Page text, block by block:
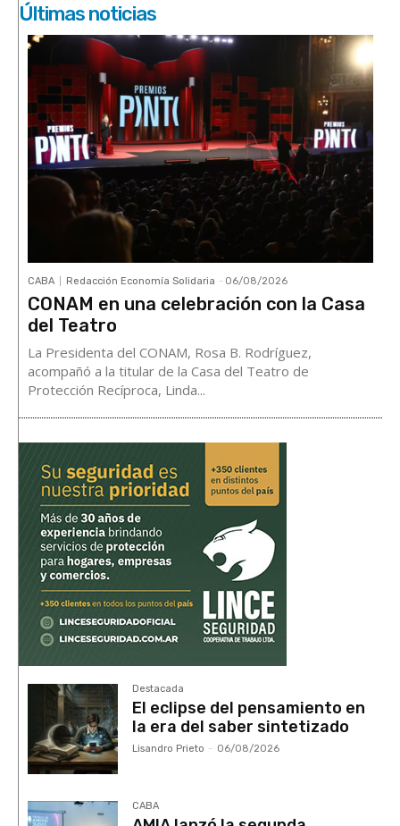
Últimas noticias
CABA Redacción Economía Solidaria - 06/08/2026
CONAM en una celebración con la Casa
del Teatro
La Presidenta del CONAM, Rosa B. Rodríguez,
acompañó a la titular de la Casa del Teatro de
Protección Recíproca, Linda...
Destacada
El eclipse del pensamiento en
la era del saber sintetizado
Lisandro Prieto - 06/08/2026
CABA